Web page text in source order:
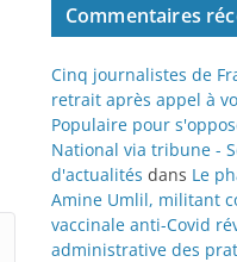
Commentaires
Cinq journalistes de
retrait après appel à
Populaire pour
National via tribune -
d'actualités dans Le
Amine Umlil, militant
vaccinale anti-Covid
administrative des